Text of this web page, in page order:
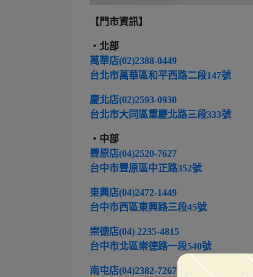
【門市資訊】
‧北部
萬華店(02)2388-0449
台北市萬華區和平西路二段147號
慶北店(02)2593-0930
台北市大同區重慶北路三段333號
‧中部
豐原店(04)2520-7627
台中市豐原區中正路352號
東興店(04)2472-1449
台中市西區東興路三段45號
崇德店(04) 2235-4815
台中市北區崇德路一段540號
南屯店(04)2382-7267